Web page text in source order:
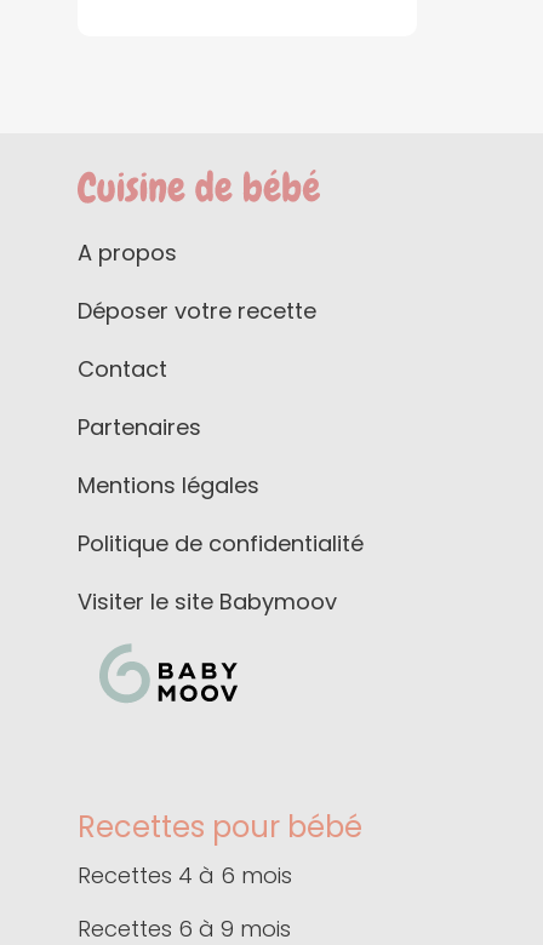
A propos
Déposer votre recette
Contact
Partenaires
Mentions légales
Politique de confidentialité
Visiter le site Babymoov
Recettes pour bébé
Recettes 4 à 6 mois
Recettes 6 à 9 mois